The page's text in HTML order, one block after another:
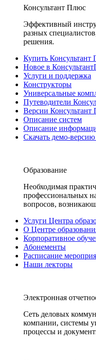
Консультант Плюс
Эффективный
разных
решения.
Купить Консультант
Новое в
Услуги и поддержка
Конструкторы
Универсальные
Путеводители
Версии Консультант
Описание систем
Описание
Скачать демо-
Образование
Необходимая
профессиональных
вопросов,
Услуги Центра
О Центре
Корпоративное
Абонементы
Расписание
Наши лекторы
Электронная
Сеть деловых
компании, системы
процессы и